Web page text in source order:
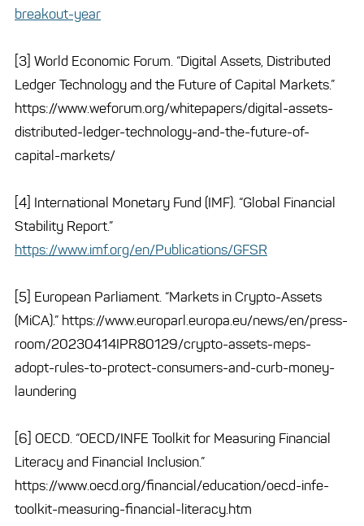
breakout-year
[3] World Economic Forum. “Digital Assets, Distributed
Ledger Technology and the Future of Capital Markets.”
https://www.weforum.org/whitepapers/digital-assets-
distributed-ledger-technology-and-the-future-of-
capital-markets/
[4] International Monetary Fund (IMF). “Global Financial
Stability Report.”
https://www.imf.org/en/Publications/GFSR
[5] European Parliament. “Markets in Crypto-Assets
(MiCA).” https://www.europarl.europa.eu/news/en/press-
room/20230414IPR80129/crypto-assets-meps-
adopt-rules-to-protect-consumers-and-curb-money-
laundering
[6] OECD. “OECD/INFE Toolkit for Measuring Financial
Literacy and Financial Inclusion.”
https://www.oecd.org/financial/education/oecd-infe-
toolkit-measuring-financial-literacy.htm